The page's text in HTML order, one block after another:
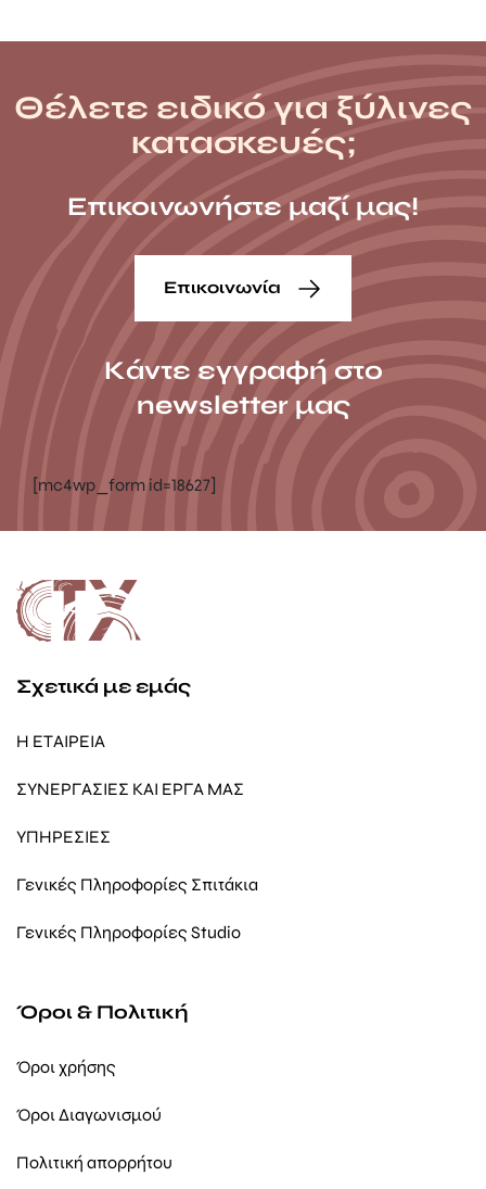
Θέλετε ειδικό για ξύλινες
κατασκευές;
Επικοινωνήστε μαζί μας!
Επικοινωνία
Κάντε εγγραφή στο
newsletter μας
[mc4wp_form id=18627]
Σχετικά με εμάς
Η ΕΤΑΙΡΕΙΑ
ΣΥΝΕΡΓΑΣΙΕΣ ΚΑΙ ΕΡΓΑ ΜΑΣ
ΥΠΗΡΕΣΙΕΣ
Γενικές Πληροφορίες Σπιτάκια
Γενικές Πληροφορίες Studio
Όροι & Πολιτική
Όροι χρήσης
Όροι Διαγωνισμού
Πολιτική απορρήτου